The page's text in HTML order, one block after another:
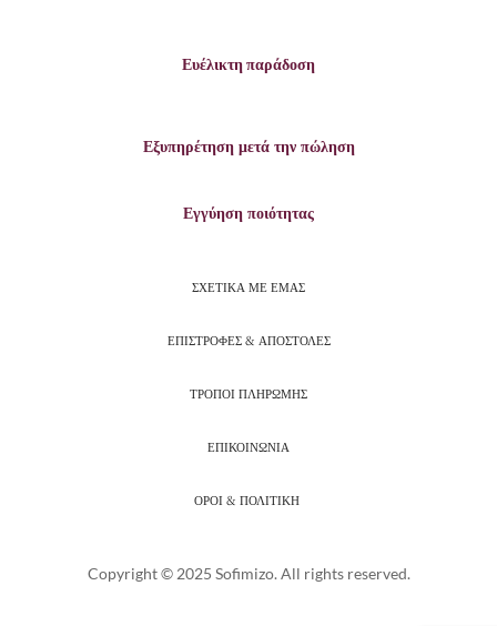
Ευέλικτη παράδοση
Εξυπηρέτηση μετά την πώληση
Εγγύηση ποιότητας
ΣΧΕΤΙΚΑ ΜΕ ΕΜΑΣ
ΕΠΙΣΤΡΟΦΕΣ & ΑΠΟΣΤΟΛΕΣ
ΤΡΟΠΟΙ ΠΛΗΡΩΜΗΣ
ΕΠΙΚΟΙΝΩΝΙΑ
ΟΡΟΙ & ΠΟΛΙΤΙΚΗ
Copyright © 2025 Sofimizo. All rights reserved.